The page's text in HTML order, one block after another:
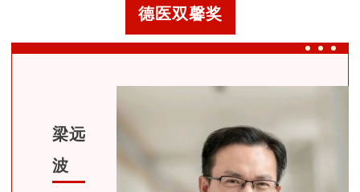
德医双馨奖
梁远
波